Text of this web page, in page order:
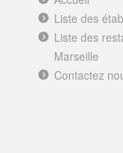
Liste des
Liste des
Marseille
Contactez